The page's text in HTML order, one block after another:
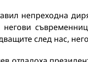
непреходна
след нас,